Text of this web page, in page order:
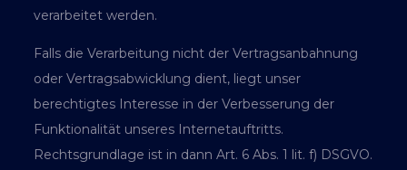
verarbeitet werden.
Falls die Verarbeitung nicht der Vertragsanbahnung
oder Vertragsabwicklung dient, liegt unser
berechtigtes Interesse in der Verbesserung der
Funktionalität unseres Internetauftritts.
Rechtsgrundlage ist in dann Art. 6 Abs. 1 lit. f) DSGVO.